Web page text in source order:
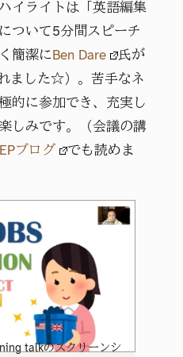
イライトは「英語編集
ついて5分間スピーチ
簡潔に Ben Dare
氏が
ました☆）。苦手なネ
的に参加でき、充実し
しみです。（会議の講
ブログ
でも読めま
talkのスクリーンシ